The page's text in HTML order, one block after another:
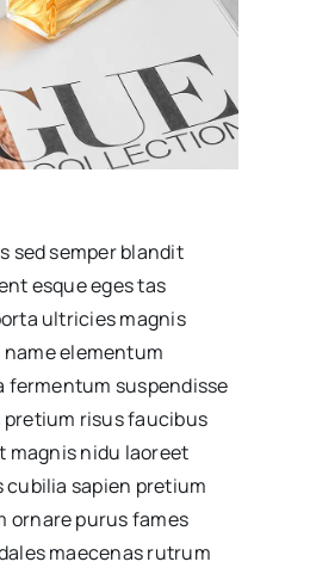
sed semper blandit
esque eges tas
ultricies magnis
nameelementum
fermentum suspendisse
risus faucibus
magnis nidu laoreet
cubilia sapien pretium
ornare purus fames
maecenas rutrum